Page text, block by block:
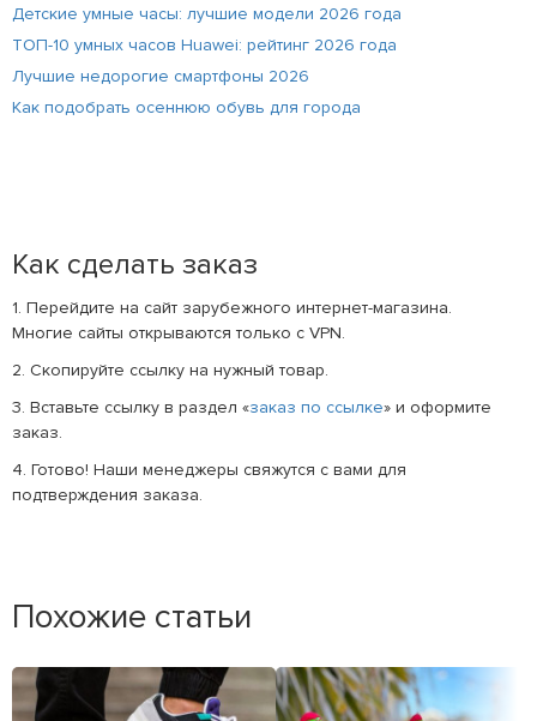
Детские умные часы: лучшие модели 2026 года
ТОП-10 умных часов Huawei: рейтинг 2026 года
Лучшие недорогие смартфоны 2026
Как подобрать осеннюю обувь для города
Как сделать заказ
1. Перейдите на сайт зарубежного интернет-магазина.
Многие сайты открываются только с VPN.
2. Скопируйте ссылку на нужный товар.
3. Вставьте ссылку в раздел «заказ по ссылке» и оформите
заказ.
4. Готово! Наши менеджеры свяжутся с вами для
подтверждения заказа.
Похожие статьи